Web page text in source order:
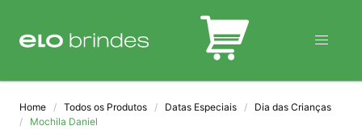
BLOG
Home Todos os Produtos Datas Especiais
Dia das Crianças
Mochila Daniel